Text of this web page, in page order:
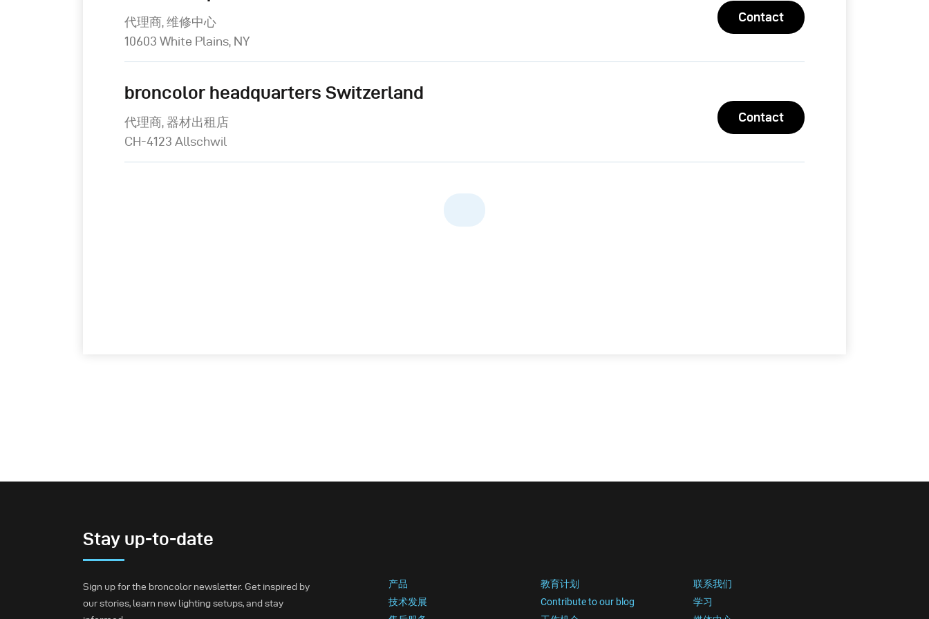
代理商, 维修中心
10603 White Plains, NY
Contact
broncolor headquarters Switzerland
代理商, 器材出租店
CH-4123 Allschwil
Contact
Stay up-to-date
Sign up for the broncolor newsletter. Get inspired by
our stories, learn new lighting setups, and stay
产品 教育计划
联系我们
技术发展
Contribute to our blog
学习